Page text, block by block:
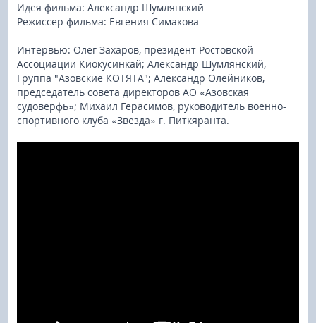
Идея фильма: Александр Шумлянский
Режиссер фильма: Евгения Симакова
Интервью: Олег Захаров, президент Ростовской
Ассоциации Киокусинкай; Александр Шумлянский,
Группа "Азовские КОТЯТА"; Александр Олейников,
председатель совета директоров АО «Азовская
судоверфь»; Михаил Герасимов, руководитель военно-
спортивного клуба «Звезда» г. Питкяранта.